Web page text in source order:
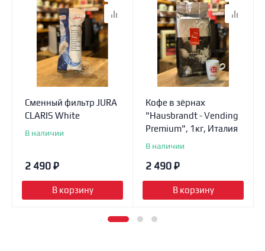
Сменный фильтр JURA
CLARIS White
В наличии
2 490 ₽
В корзину
Кофе в зёрнах
"Hausbrandt - Vending
Premium", 1кг, Италия
В наличии
2 490 ₽
В корзину